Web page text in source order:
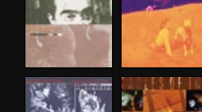
Lifes Rich Pageant
by R.E.M.
Played 42 times.
Blinking Lights And
Other Revelations
by Eels
Played 40 times.